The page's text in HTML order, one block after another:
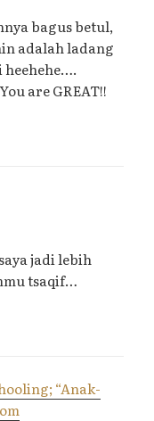
bagus betul,
adalah ladang
heehehe….
are GREAT!!
jadi lebih
tsaqif…
“Anak-